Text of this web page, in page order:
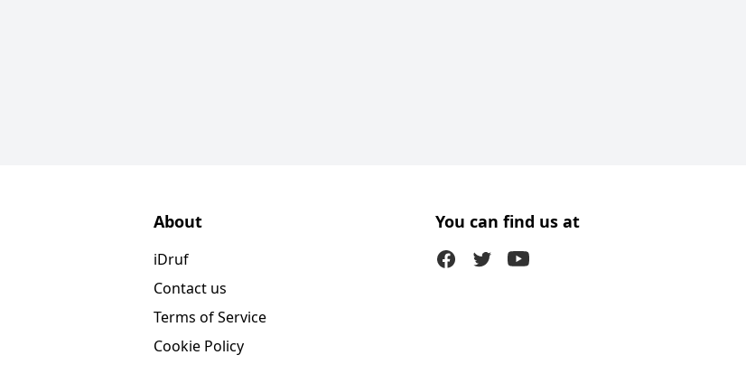
About
iDruf
Contact us
Terms of Service
Cookie Policy
You can find us at
FacebookTwitter (X)Youtube